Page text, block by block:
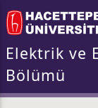
Elektrik ve
Bölümü